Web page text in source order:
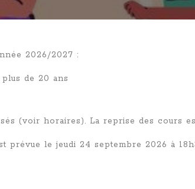
2026/2027 :
de 20 ans
(voir horaires). La reprise des cours
prévue le jeudi 24 septembre 2026 à